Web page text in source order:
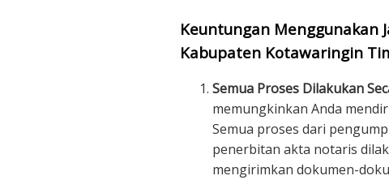
Keuntungan Menggunakan
Kabupaten Kotawaringin
Semua Proses Dilakukan
memungkinkan Anda
Semua proses dari
penerbitan akta notaris
mengirimkan dokumen-